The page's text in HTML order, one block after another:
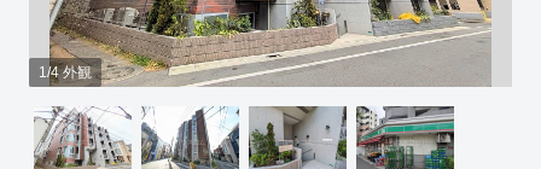
1/4 外観